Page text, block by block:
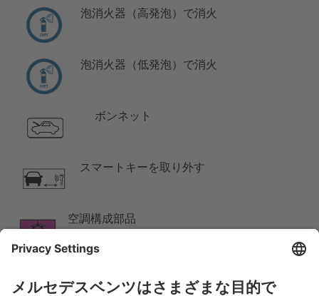
泡消火器（高発泡）で消火
泡消火器（低発泡）で消火
ボンネット
スマートキーを取り外す
空調構成部品